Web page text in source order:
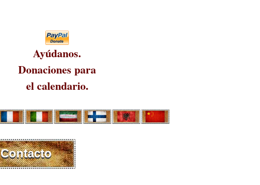
Ayúdanos.
Donaciones para
el calendario.
Contacto